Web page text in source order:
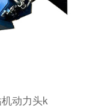
动力头k